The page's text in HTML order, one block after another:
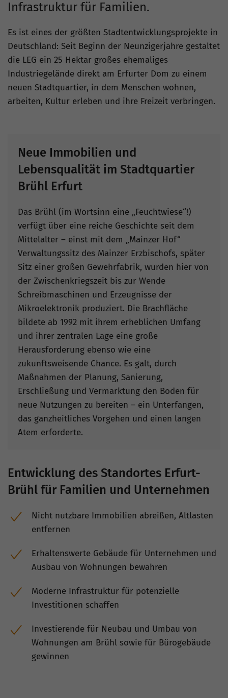
Infrastruktur für Familien.
Es ist eines der größten Stadtentwicklungsprojekte in
Deutschland: Seit Beginn der Neunzigerjahre gestaltet
die LEG ein 25 Hektar großes ehemaliges
Industriegelände direkt am Erfurter Dom zu einem
neuen Stadtquartier, in dem Menschen wohnen,
arbeiten, Kultur erleben und ihre Freizeit verbringen.
Neue Immobilien und
Lebensqualität im Stadtquartier
Brühl Erfurt
Das Brühl (im Wortsinn eine „Feuchtwiese“!)
verfügt über eine reiche Geschichte seit dem
Mittelalter – einst mit dem „Mainzer Hof“
Verwaltungssitz des Mainzer Erzbischofs, später
Sitz einer großen Gewehrfabrik, wurden hier von
der Zwischenkriegszeit bis zur Wende
Schreibmaschinen und Erzeugnisse der
Mikroelektronik produziert. Die Brachfläche
bildete ab 1992 mit ihrem erheblichen Umfang
und ihrer zentralen Lage eine große
Herausforderung ebenso wie eine
zukunftsweisende Chance. Es galt, durch
Maßnahmen der Planung, Sanierung,
Erschließung und Vermarktung den Boden für
neue Nutzungen zu bereiten – ein Unterfangen,
das ganzheitliches Vorgehen und einen langen
Atem erforderte.
Entwicklung des Standortes Erfurt-
Brühl für Familien und Unternehmen
Nicht nutzbare Immobilien abreißen, Altlasten
entfernen
Erhaltenswerte Gebäude für Unternehmen und
Ausbau von Wohnungen bewahren
Moderne Infrastruktur für potenzielle
Investitionen schaffen
Investierende für Neubau und Umbau von
Wohnungen am Brühl sowie für Bürogebäude
gewinnen